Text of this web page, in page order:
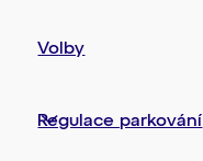
Volby
Regulace parkování